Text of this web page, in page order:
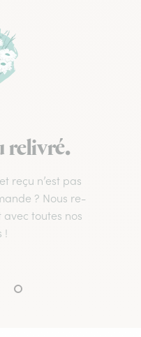
relivré.
reçu n’est pas
? Nous re-
toutes nos
!